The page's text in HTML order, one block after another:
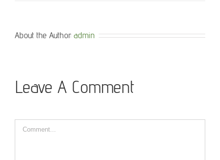
About the Author: admin
Leave A Comment